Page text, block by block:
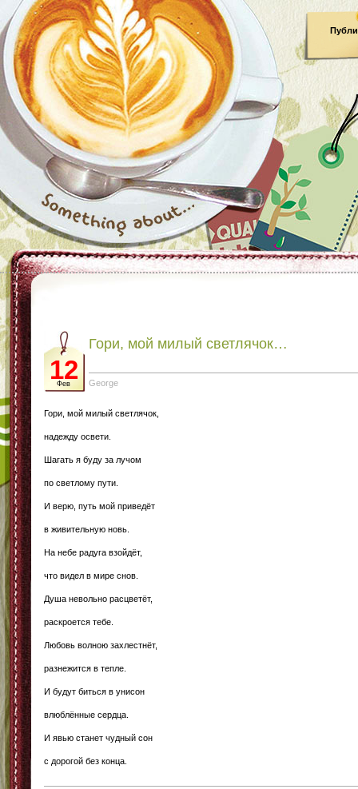
12
Фев
Гори, мой милый светлячок…
George
Гори, мой милый светлячок,
надежду освети.
Шагать я буду за лучом
по светлому пути.
И верю, путь мой приведёт
в живительную новь.
На небе радуга взойдёт,
что видел в мире снов.
Душа невольно расцветёт,
раскроется тебе.
Любовь волною захлестнёт,
разнежится в тепле.
И будут биться в унисон
влюблённые сердца.
И явью станет чудный сон
с дорогой без конца.